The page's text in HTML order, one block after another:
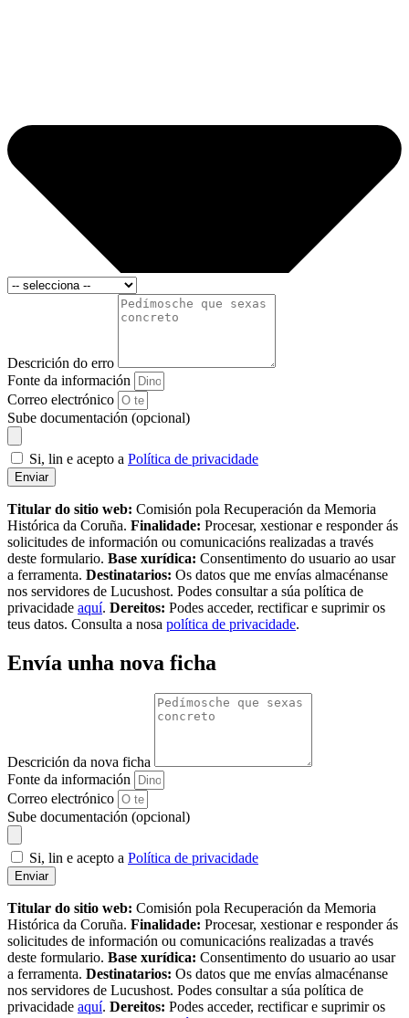
Descrición do erro
Fonte da información
Correo electrónico
Sube documentación (opcional)
Si, lin e acepto a Política de privacidade
Enviar
Titular do sitio web: Comisión pola Recuperación da Memoria
Histórica da Coruña. Finalidade: Procesar, xestionar e responder ás
solicitudes de información ou comunicacións realizadas a través
deste formulario. Base xurídica: Consentimento do usuario ao usar
a ferramenta. Destinatarios: Os datos que me envías almacénanse
nos servidores de Lucushost. Podes consultar a súa política de
privacidade aquí. Dereitos: Podes acceder, rectificar e suprimir os
teus datos. Consulta a nosa política de privacidade.
Envía unha nova ficha
Descrición da nova ficha
Fonte da información
Correo electrónico
Sube documentación (opcional)
Si, lin e acepto a Política de privacidade
Enviar
Titular do sitio web: Comisión pola Recuperación da Memoria
Histórica da Coruña. Finalidade: Procesar, xestionar e responder ás
solicitudes de información ou comunicacións realizadas a través
deste formulario. Base xurídica: Consentimento do usuario ao usar
a ferramenta. Destinatarios: Os datos que me envías almacénanse
nos servidores de Lucushost. Podes consultar a súa política de
privacidade aquí. Dereitos: Podes acceder, rectificar e suprimir os